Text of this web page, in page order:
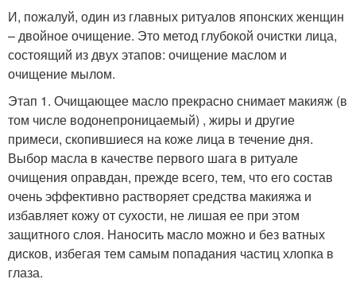
И, пожалуй, один из главных ритуалов японских женщин
– двойное очищение. Это метод глубокой очистки лица,
состоящий из двух этапов: очищение маслом и
очищение мылом.
Этап 1. Очищающее масло прекрасно снимает макияж (в
том числе водонепроницаемый) , жиры и другие
примеси, скопившиеся на коже лица в течение дня.
Выбор масла в качестве первого шага в ритуале
очищения оправдан, прежде всего, тем, что его состав
очень эффективно растворяет средства макияжа и
избавляет кожу от сухости, не лишая ее при этом
защитного слоя. Наносить масло можно и без ватных
дисков, избегая тем самым попадания частиц хлопка в
глаза.